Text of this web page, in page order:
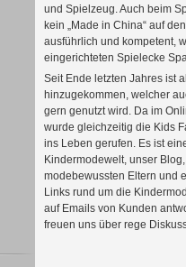
und Spielzeug. Auch beim
kein „Made in China“ auf
ausführlich und kompetent,
eingerichteten Spielecke
Seit Ende letzten Jahres ist
hinzugekommen, welcher
gern genutzt wird. Da im
wurde gleichzeitig die Kids
ins Leben gerufen. Es ist
Kindermodewelt, unser
modebewussten Eltern und
Links rund um die
auf Emails von Kunden
freuen uns über rege